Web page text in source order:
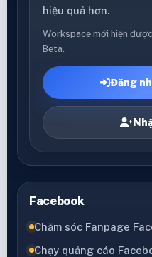
hiệu quả hơn.
Workspace mới hiện
Beta.
Đăng
Facebook
Chăm sóc Fanpage
Chạy quảng cáo